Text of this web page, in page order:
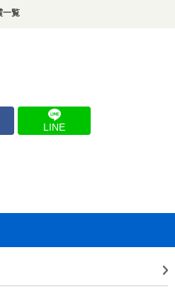
一覧
LINE